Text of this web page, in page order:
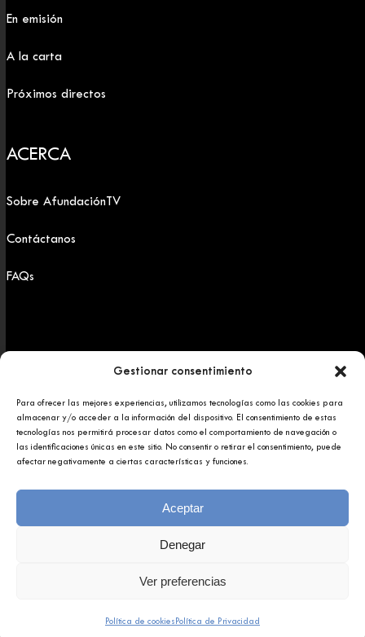
Gestionar consentimiento
Para ofrecer las mejores experiencias, utilizamos tecnologías como las cookies para
almacenar y/o acceder a la información del dispositivo. El consentimiento de estas
tecnologías nos permitirá procesar datos como el comportamiento de navegación o
las identificaciones únicas en este sitio. No consentir o retirar el consentimiento, puede
afectar negativamente a ciertas características y funciones.
Aceptar
Denegar
Ver preferencias
Política de cookies Política de Privacidad
En emisión
A la carta
Próximos directos
ACERCA
Sobre AfundaciónTV
Contáctanos
FAQs
Copyright 2025 © Afundación Obra Social Abanca
Política de privacidad
Aviso legal